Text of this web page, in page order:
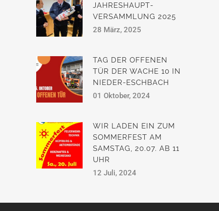
JAHRESHAUPT­
VERSAMMLUNG 2025
28 März, 2025
TAG DER OFFENEN
TÜR DER WACHE 10 IN
NIEDER-ESCHBACH
01 Oktober, 2024
WIR LADEN EIN ZUM
SOMMERFEST AM
SAMSTAG, 20.07. AB 11
UHR
12 Juli, 2024